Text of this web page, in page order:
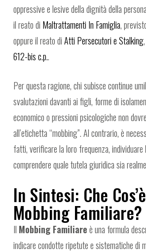
oppressive e lesive della dignità della
il reato di Maltrattamenti In Famiglia,
oppure il reato diAtti Persecutori e Stalking
612-bis c.p..
Per questa ragione, chi subisce continue
svalutazioni davanti ai figli, forme di
economico o pressioni psicologiche non
all’etichetta “mobbing”. Al contrario, è
fatti, verificare la loro frequenza, individuare
comprendere quale tutela giuridica sia
In Sintesi: Che
Mobbing Familiare?
Il Mobbing Familiareè una formula
indicare condotte ripetute e sistematiche di